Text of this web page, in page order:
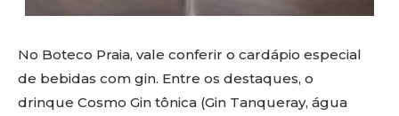
No Boteco Praia, vale conferir o cardápio especial
de bebidas com gin. Entre os destaques, o
drinque Cosmo Gin tônica (Gin Tanqueray, água